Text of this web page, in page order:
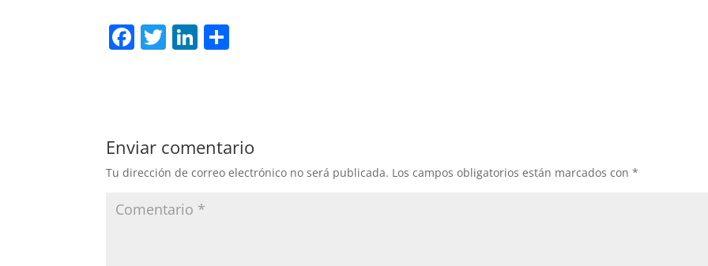
F
b
o
o
k
T Li
dI
n
ar
tir
Enviar comentario
Tu dirección de correo electrónico no será publicada. Los campos obligatorios están marcados con*